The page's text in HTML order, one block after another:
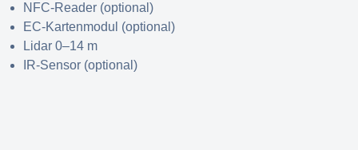
NFC-Reader (optional)
EC-Kartenmodul (optional)
Lidar 0–14 m
IR-Sensor (optional)